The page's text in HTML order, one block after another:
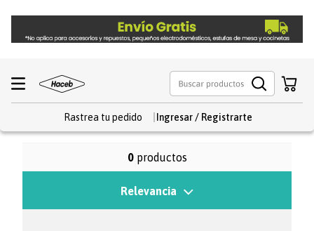
Rastrea tu pedido
0 productos
Relevancia